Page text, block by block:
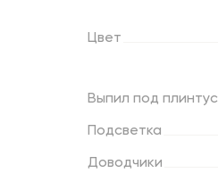
Цвет
Выпил под плинтус
Подсветка
Доводчики